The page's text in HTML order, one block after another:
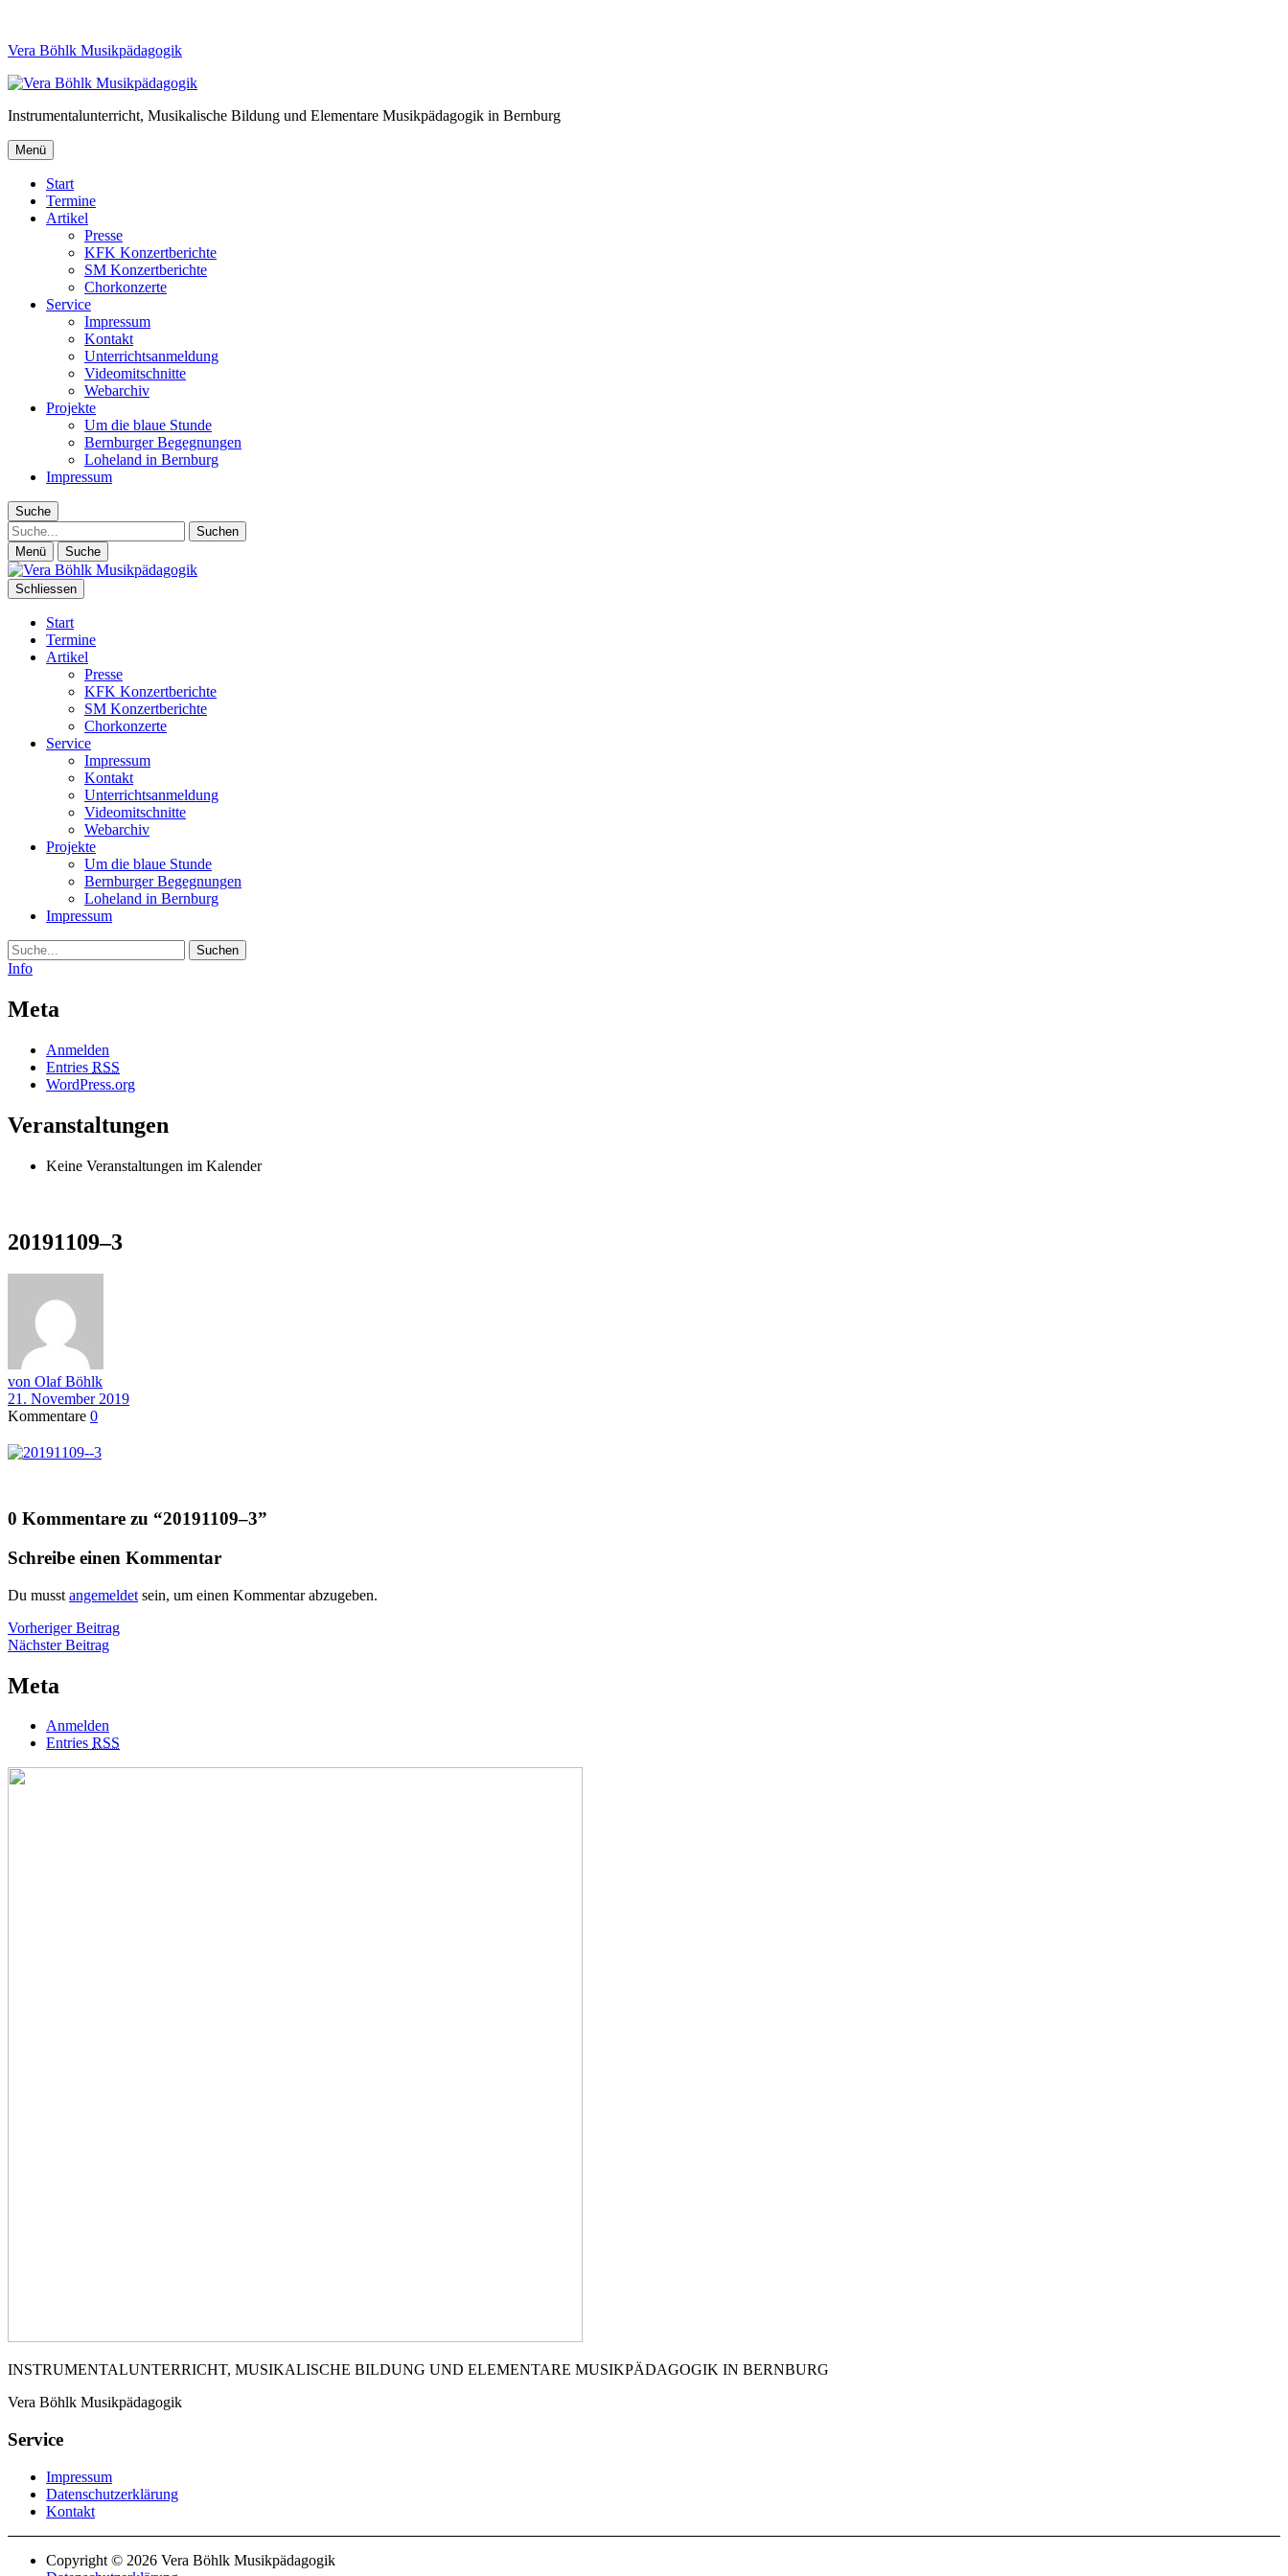
Vera Böhlk Musikpädagogik
Instrumentalunterricht, Musikalische Bildung und Elementare Musikpädagogik in Bernburg
Menü
Start
Termine
Artikel
Presse
KFK Konzertberichte
SM Konzertberichte
Chorkonzerte
Service
Impressum
Kontakt
Unterrichtsanmeldung
Videomitschnitte
Webarchiv
Projekte
Um die blaue Stunde
Bernburger Begegnungen
Loheland in Bernburg
Impressum
Suche
Suche
Menü Suche
Schliessen
Start
Termine
Artikel
Presse
KFK Konzertberichte
SM Konzertberichte
Chorkonzerte
Service
Impressum
Kontakt
Unterrichtsanmeldung
Videomitschnitte
Webarchiv
Projekte
Um die blaue Stunde
Bernburger Begegnungen
Loheland in Bernburg
Impressum
Suche
Info
Meta
Anmelden
Entries RSS
WordPress.org
Veranstaltungen
Keine Veranstaltungen im Kalender
20191109–3
von Olaf Böhlk
21. November 2019
Kommentare 0
0 Kommentare zu “20191109–3”
Schreibe einen Kommentar
Du musst angemeldet sein, um einen Kommentar abzugeben.
Beitragsnavigation
Vorheriger BeitragVorheriger
Nächster BeitragNächster
Meta
Anmelden
Entries RSS
INSTRUMENTALUNTERRICHT, MUSIKALISCHE BILDUNG UND ELEMENTARE MUSIKPÄDAGOGIK IN BERNBURG
Vera Böhlk Musikpädagogik
Service
Impressum
Datenschutzerklärung
Kontakt
Copyright © 2026 Vera Böhlk Musikpädagogik